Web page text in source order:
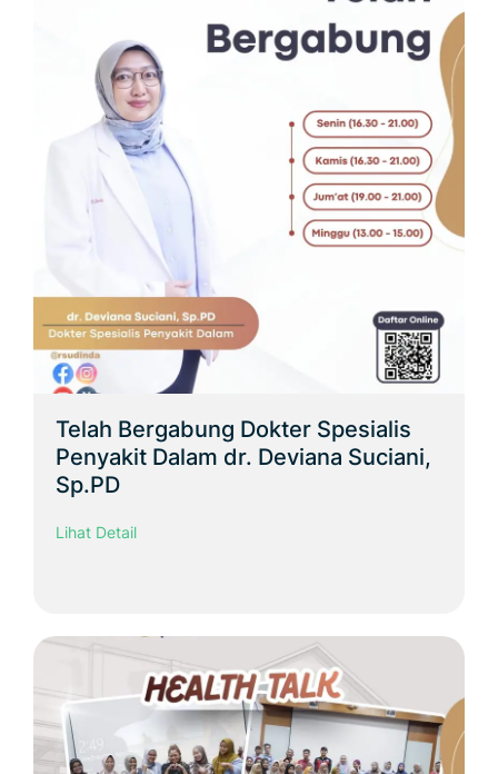
Telah Bergabung Dokter Spesialis
Penyakit Dalam dr. Deviana Suciani,
Sp.PD
Lihat Detail